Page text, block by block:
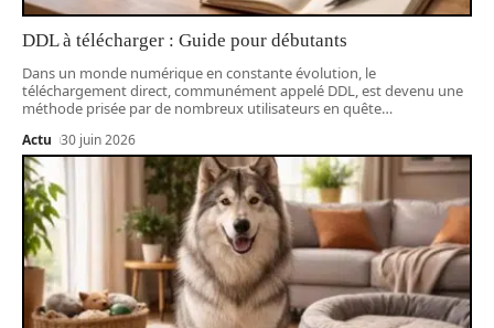
DDL à télécharger : Guide pour débutants
Dans un monde numérique en constante évolution, le
téléchargement direct, communément appelé DDL, est devenu une
méthode prisée par de nombreux utilisateurs en quête…
Actu 30 juin 2026